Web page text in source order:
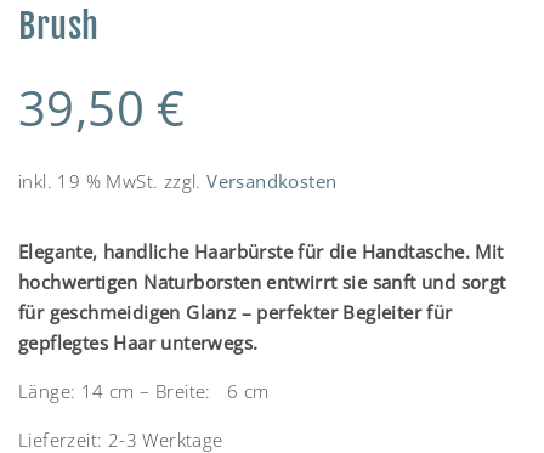
Brush
39,50 €
inkl. 19 % MwSt. zzgl.Versandkosten
Elegante, handliche Haarbürste für die Handtasche. Mit
hochwertigen Naturborsten entwirrt sie sanft und sorgt
für geschmeidigen Glanz – perfekter Begleiter für
gepflegtes Haar unterwegs.
Länge: 14 cm – Breite: 6 cm
Lieferzeit: 2-3 Werktage